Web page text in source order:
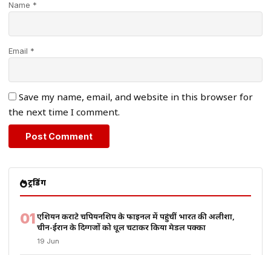
Name *
Email *
Save my name, email, and website in this browser for
the next time I comment.
ट्रेंडिंग
01एशियन कराटे चैंपियनशिप के फाइनल में पहुंचीं भारत की अलीशा,
चीन-ईरान के दिग्गजों को धूल चटाकर किया मेडल पक्का
19 Jun